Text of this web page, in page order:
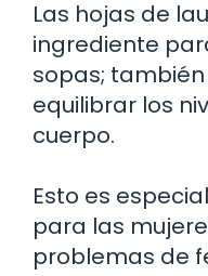
Las hojas de
ingrediente
sopas;
equilibrar los
cuerpo.
Esto es
para las
problemas de